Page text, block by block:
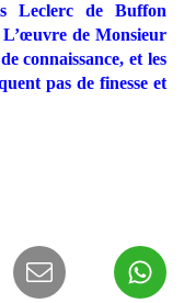
Leclerc de Buffon
L’œuvre de Monsieur
connaissance, et les
pas de finesse et